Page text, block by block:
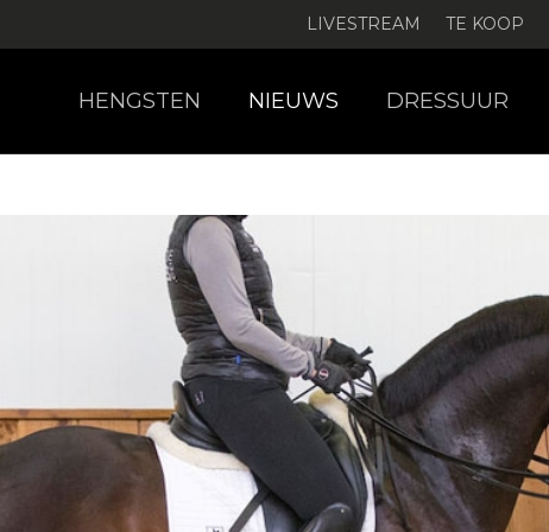
LIVESTREAM TE KOOP
HENGSTEN NIEUWS DRESSUUR